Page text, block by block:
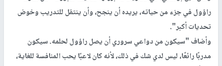
راؤول في جزء من حياته، يريده أن ينجح، وأن ينتقل للتدريب وخوض
تحديات أكبر".
وأضاف "سيكون من دواعي سروري أن يصل راؤول لحلمه. سيكون
مدربًا رائعًا، ليس لدي شك في ذلك، لأنه كان لاعبًا يحب المنافسة للغاية،